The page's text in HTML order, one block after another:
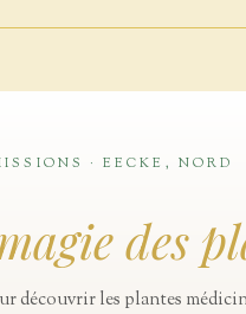
· EECKE, NORD
des
découvrir les plantes